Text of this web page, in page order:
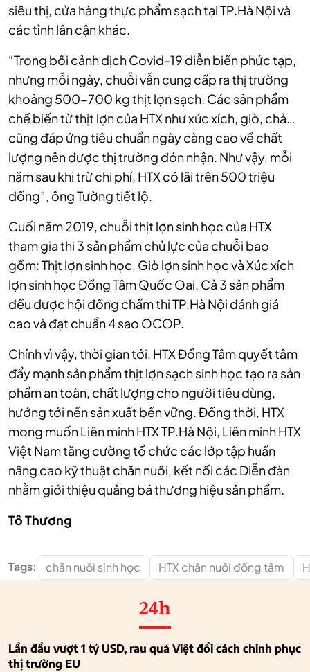
siêu thị, cửa hàng thực phẩm sạch tại TP.Hà Nội và
các tỉnh lân cận khác.
“Trong bối cảnh dịch Covid-19 diễn biến phức tạp,
nhưng mỗi ngày, chuỗi vẫn cung cấp ra thị trường
khoảng 500-700 kg thịt lợn sạch. Các sản phẩm
chế biến từ thịt lợn của HTX như xúc xích, giò, chả…
cũng đáp ứng tiêu chuẩn ngày càng cao về chất
lượng nên được thị trường đón nhận. Như vậy, mỗi
năm sau khi trừ chi phí, HTX có lãi trên 500 triệu
đồng”, ông Tường tiết lộ.
Cuối năm 2019, chuỗi thịt lợn sinh học của HTX
tham gia thi 3 sản phẩm chủ lực của chuỗi bao
gồm: Thịt lợn sinh học, Giò lợn sinh học và Xúc xích
lợn sinh học Đồng Tâm Quốc Oai. Cả 3 sản phẩm
đều được hội đồng chấm thi TP.Hà Nội đánh giá
cao và đạt chuẩn 4 sao OCOP.
Chính vì vậy, thời gian tới, HTX Đồng Tâm quyết tâm
đẩy mạnh sản phẩm thịt lợn sạch sinh học tạo ra sản
phẩm an toàn, chất lượng cho người tiêu dùng,
hướng tới nền sản xuất bền vững. Đồng thời, HTX
mong muốn Liên minh HTX TP.Hà Nội, Liên minh HTX
Việt Nam tăng cường tổ chức các lớp tập huấn
nâng cao kỹ thuật chăn nuôi, kết nối các Diễn đàn
nhằm giới thiệu quảng bá thương hiệu sản phẩm.
Tô Thương
Tags: chăn nuôi sinh học HTX chăn nuôi đồng tâm
24h
Lần đầu vượt 1 tỷ USD, rau quả Việt đổi cách chinh phục
thị trường EU